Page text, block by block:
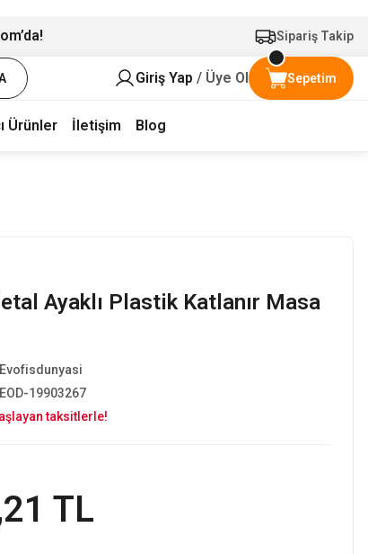
Sipariş Takip
Giriş Yap / Üye Ol Sepetim
Ürünler İletişim Blog
Ayaklı Plastik Katlanır Masa
Evofisdunyasi
EOD-19903267
taksitlerle!
TL